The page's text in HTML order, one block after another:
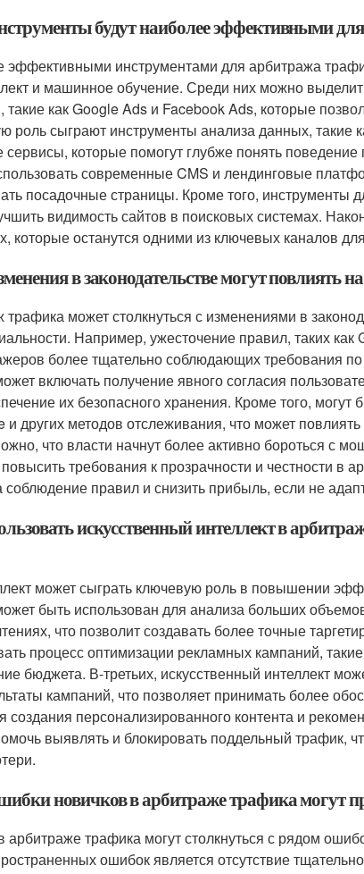
будут наиболее эффективными
эффективными инструментами для арбитража
и машинное обучение. Среди них можно
как Google Ads и Facebook Ads, которые
роль сыграют инструменты анализа данных, такие
которые помогут глубже понять поведение
современные CMS и лендинговые
посадочные страницы. Кроме того, инструменты
видимость сайтов в поисковых системах.
которые останутся одними из ключевых каналов
в законодательстве могут повлиять
трафика может столкнуться с изменениями в
Например, ужесточение правил, таких
более тщательно соблюдающих требования
включать получение явного согласия
их безопасного хранения. Кроме того,
и других методов отслеживания, что может
что власти начнут более активно бороться с
требования к прозрачности и честности в
соблюдение правил и снизить прибыль, если не
искусственный интеллект в
может сыграть ключевую роль в повышении
быть использован для анализа больших
что позволит создавать более точные
процесс оптимизации рекламных кампаний,
бюджета. В-третьих, искусственный интеллект
кампаний, что позволяет принимать более
создания персонализированного контента и
выявлять и блокировать поддельный трафик,
новичков в арбитраже трафика могут
арбитраже трафика могут столкнуться с рядом
ошибок является отсутствие